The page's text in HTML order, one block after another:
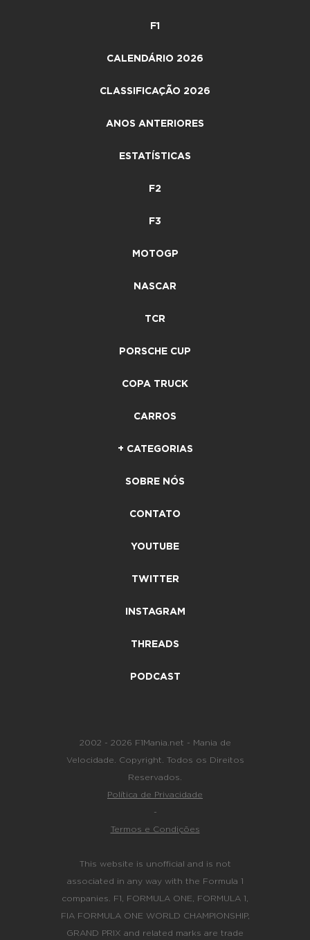
F1
CALENDÁRIO 2026
CLASSIFICAÇÃO 2026
ANOS ANTERIORES
ESTATÍSTICAS
F2
F3
MOTOGP
NASCAR
TCR
PORSCHE CUP
COPA TRUCK
CARROS
+ CATEGORIAS
SOBRE NÓS
CONTATO
YOUTUBE
TWITTER
INSTAGRAM
THREADS
PODCAST
2002 - 2026 F1Mania.net - Mania de
Velocidade. Copyright. Todos os Direitos
Reservados.
Política de Privacidade
-
Termos e Condições
This website is unofficial and is not
associated in any way with the Formula 1
companies. F1, FORMULA ONE, FORMULA 1,
FIA FORMULA ONE WORLD CHAMPIONSHIP,
GRAND PRIX and related marks are trade